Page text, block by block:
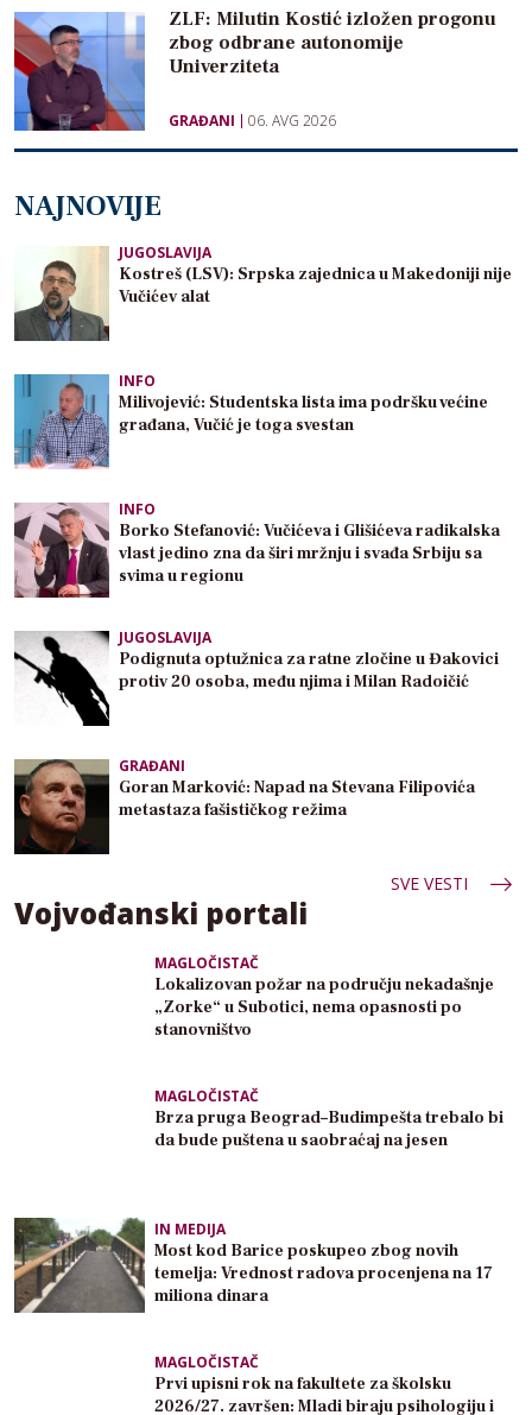
ZLF: Milutin Kostić izložen progonu
zbog odbrane autonomije
Univerziteta
GRAĐANI 06. AVG 2026
NAJNOVIJE
JUGOSLAVIJA
Kostreš (LSV): Srpska zajednica u Makedoniji nije
Vučićev alat
INFO
Milivojević: Studentska lista ima podršku većine
građana, Vučić je toga svestan
INFO
Borko Stefanović: Vučićeva i Glišićeva radikalska
vlast jedino zna da širi mržnju i svađa Srbiju sa
svima u regionu
JUGOSLAVIJA
Podignuta optužnica za ratne zločine u Đakovici
protiv 20 osoba, među njima i Milan Radoičić
GRAĐANI
Goran Marković: Napad na Stevana Filipovića
metastaza fašističkog režima
SVE VESTI
Vojvođanski portali
MAGLOČISTAČ
Lokalizovan požar na području nekadašnje
„Zorke“ u Subotici, nema opasnosti po
stanovništvo
MAGLOČISTAČ
Brza pruga Beograd–Budimpešta trebalo bi
da bude puštena u saobraćaj na jesen
IN MEDIJA
Most kod Barice poskupeo zbog novih
temelja: Vrednost radova procenjena na 17
miliona dinara
MAGLOČISTAČ
Prvi upisni rok na fakultete za školsku
2026/27. završen: Mladi biraju psihologiju i